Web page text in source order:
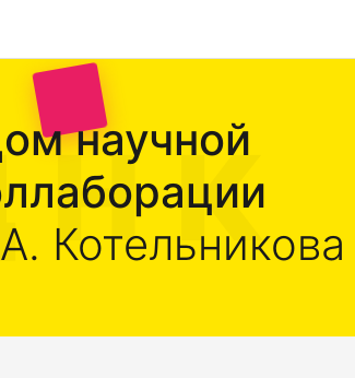
научной
Котельникова